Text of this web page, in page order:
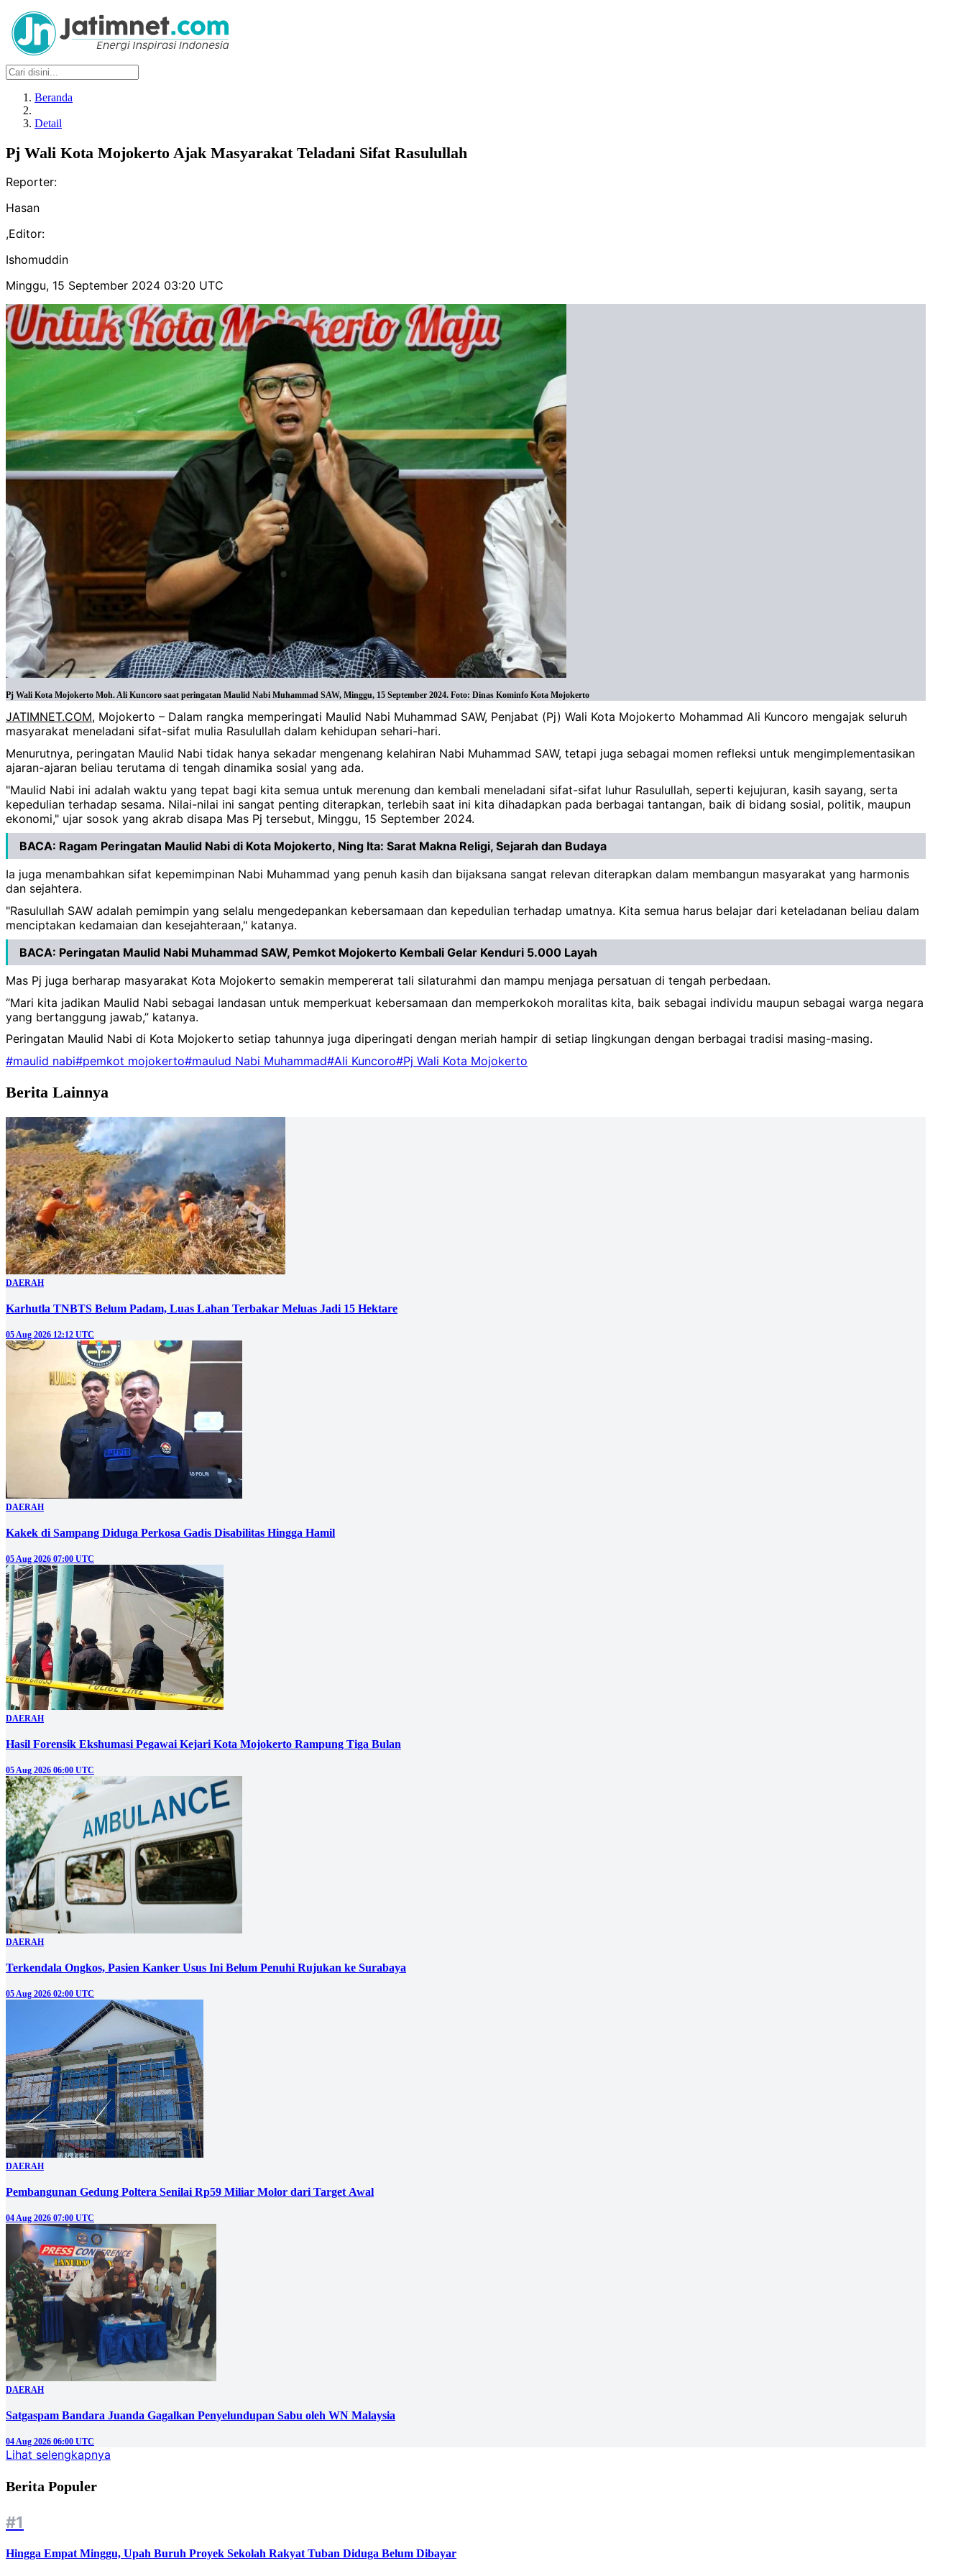
Beranda
Detail
Pj Wali Kota Mojokerto Ajak Masyarakat Teladani Sifat Rasulullah
Reporter:
Hasan
,Editor:
Ishomuddin
Minggu, 15 September 2024 03:20 UTC
Pj Wali Kota Mojokerto Moh. Ali Kuncoro saat peringatan Maulid Nabi Muhammad SAW, Minggu, 15 September 2024. Foto: Dinas Kominfo Kota Mojokerto
JATIMNET.COM, Mojokerto – Dalam rangka memperingati Maulid Nabi Muhammad SAW, Penjabat (Pj) Wali Kota Mojokerto Mohammad Ali Kuncoro mengajak seluruh
masyarakat meneladani sifat-sifat mulia Rasulullah dalam kehidupan sehari-hari.
Menurutnya, peringatan Maulid Nabi tidak hanya sekadar mengenang kelahiran Nabi Muhammad SAW, tetapi juga sebagai momen refleksi untuk mengimplementasikan
ajaran-ajaran beliau terutama di tengah dinamika sosial yang ada.
"Maulid Nabi ini adalah waktu yang tepat bagi kita semua untuk merenung dan kembali meneladani sifat-sifat luhur Rasulullah, seperti kejujuran, kasih sayang, serta
kepedulian terhadap sesama. Nilai-nilai ini sangat penting diterapkan, terlebih saat ini kita dihadapkan pada berbagai tantangan, baik di bidang sosial, politik, maupun
ekonomi," ujar sosok yang akrab disapa Mas Pj tersebut, Minggu, 15 September 2024.
BACA: Ragam Peringatan Maulid Nabi di Kota Mojokerto, Ning Ita: Sarat Makna Religi, Sejarah dan Budaya
Ia juga menambahkan sifat kepemimpinan Nabi Muhammad yang penuh kasih dan bijaksana sangat relevan diterapkan dalam membangun masyarakat yang harmonis
dan sejahtera.
"Rasulullah SAW adalah pemimpin yang selalu mengedepankan kebersamaan dan kepedulian terhadap umatnya. Kita semua harus belajar dari keteladanan beliau dalam
menciptakan kedamaian dan kesejahteraan," katanya.
BACA: Peringatan Maulid Nabi Muhammad SAW, Pemkot Mojokerto Kembali Gelar Kenduri 5.000 Layah
Mas Pj juga berharap masyarakat Kota Mojokerto semakin mempererat tali silaturahmi dan mampu menjaga persatuan di tengah perbedaan.
“Mari kita jadikan Maulid Nabi sebagai landasan untuk memperkuat kebersamaan dan memperkokoh moralitas kita, baik sebagai individu maupun sebagai warga negara
yang bertanggung jawab,” katanya.
Peringatan Maulid Nabi di Kota Mojokerto setiap tahunnya juga diperingati dengan meriah hampir di setiap lingkungan dengan berbagai tradisi masing-masing.
#maulid nabi#pemkot mojokerto#maulud Nabi Muhammad#Ali Kuncoro#Pj Wali Kota Mojokerto
Berita Lainnya
DAERAH
Karhutla TNBTS Belum Padam, Luas Lahan Terbakar Meluas Jadi 15 Hektare
05 Aug 2026 12:12 UTC
DAERAH
Kakek di Sampang Diduga Perkosa Gadis Disabilitas Hingga Hamil
05 Aug 2026 07:00 UTC
DAERAH
Hasil Forensik Ekshumasi Pegawai Kejari Kota Mojokerto Rampung Tiga Bulan
05 Aug 2026 06:00 UTC
DAERAH
Terkendala Ongkos, Pasien Kanker Usus Ini Belum Penuhi Rujukan ke Surabaya
05 Aug 2026 02:00 UTC
DAERAH
Pembangunan Gedung Poltera Senilai Rp59 Miliar Molor dari Target Awal
04 Aug 2026 07:00 UTC
DAERAH
Satgaspam Bandara Juanda Gagalkan Penyelundupan Sabu oleh WN Malaysia
04 Aug 2026 06:00 UTC
Lihat selengkapnya
Berita Populer
#1
Hingga Empat Minggu, Upah Buruh Proyek Sekolah Rakyat Tuban Diduga Belum Dibayar